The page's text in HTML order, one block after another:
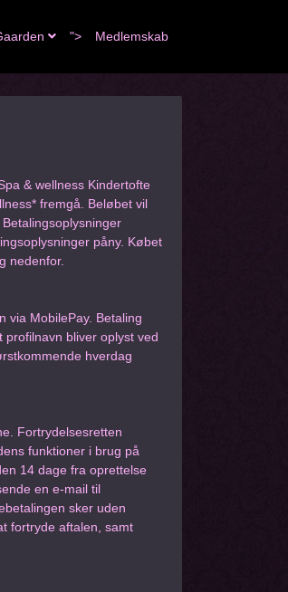
"> Medlemskab
& wellness Kindertofte
fremgå. Beløbet vil
påny. Købet
nedenfor.
via MobilePay. Betaling
bliver oplyst ved
hverdag
Fortrydelsesretten
funktioner i brug på
14 dage fra oprettelse
en e-mail til
sker uden
fortryde aftalen, samt